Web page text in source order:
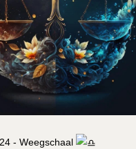
- Weegschaal